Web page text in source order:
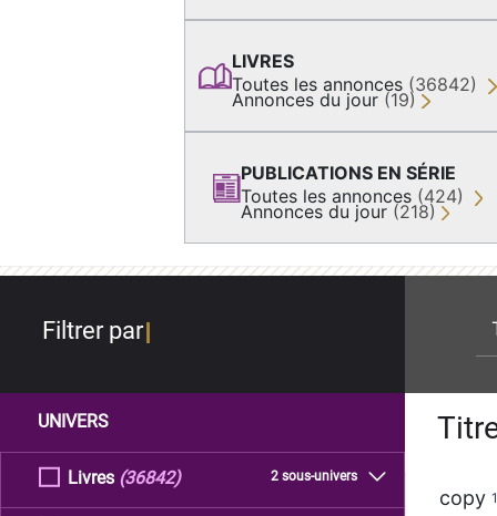
LIVRES
Toutes les annonces (36842)
Annonces du jour (19)
PUBLICATIONS EN SÉRIE
Toutes les annonces (424)
Annonces du jour (218)
Filtrer par
UNIVERS
Livres 2 sous-univers
(36842)
copy